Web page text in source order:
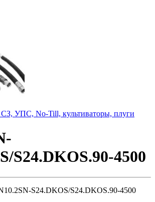
СЗ, УПС, No-Till, культиваторы, плуги
S24.DKOS.90-4500
S24.DKOS/S24.DKOS.90-4500